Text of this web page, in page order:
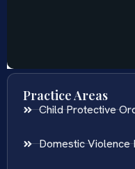
Practice Areas
Child Protective
Domestic